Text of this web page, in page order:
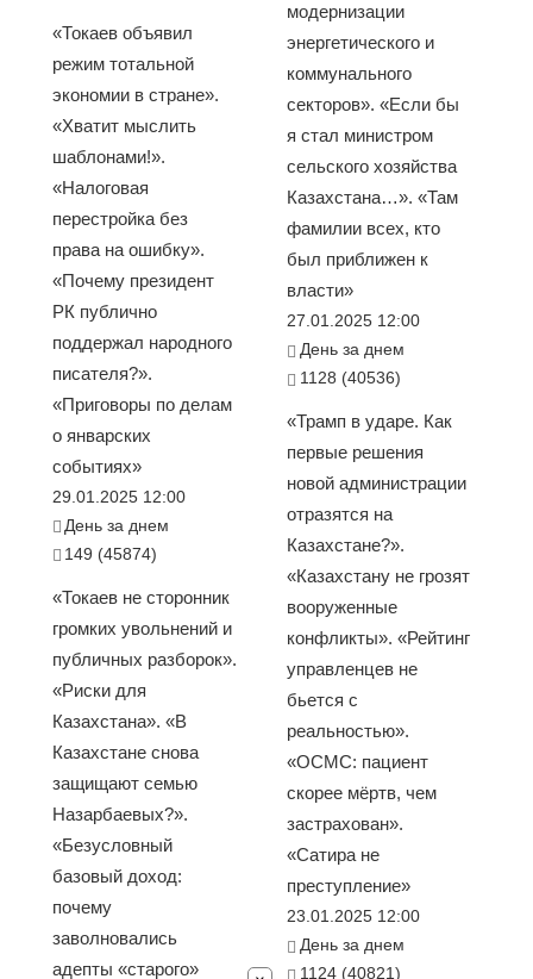
«Токаев объявил
режим тотальной
экономии в стране».
«Хватит мыслить
шаблонами!».
«Налоговая
перестройка без
права на ошибку».
«Почему президент
РК публично
поддержал народного
писателя?».
«Приговоры по делам
о январских
событиях»
29.01.2025 12:00
День за днем
149 (45874)
«Токаев не сторонник
громких увольнений и
публичных разборок».
«Риски для
Казахстана». «В
Казахстане снова
защищают семью
Назарбаевых?».
«Безусловный
базовый доход:
почему
заволновались
адепты «старого»
модернизации
энергетического и
коммунального
секторов». «Если бы
я стал министром
сельского хозяйства
Казахстана…». «Там
фамилии всех, кто
был приближен к
власти»
27.01.2025 12:00
День за днем
1128 (40536)
«Трамп в ударе. Как
первые решения
новой администрации
отразятся на
Казахстане?».
«Казахстану не грозят
вооруженные
конфликты». «Рейтинг
управленцев не
бьется с
реальностью».
«ОСМС: пациент
скорее мёртв, чем
застрахован».
«Сатира не
преступление»
23.01.2025 12:00
День за днем
1124 (40821)